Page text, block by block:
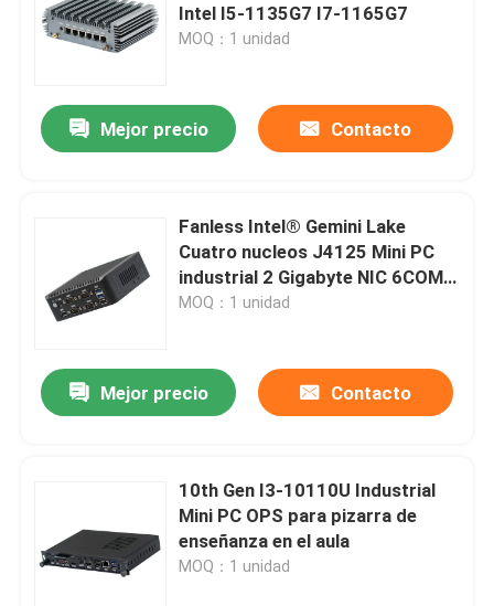
Intel I5-1135G7 I7-1165G7
MOQ：1 unidad
Mejor precio Contacto
Fanless Intel® Gemini Lake
Cuatro nucleos J4125 Mini PC
industrial 2 Gigabyte NIC 6COM
Nuc
MOQ：1 unidad
Mejor precio Contacto
10th Gen I3-10110U Industrial
Mini PC OPS para pizarra de
enseñanza en el aula
MOQ：1 unidad